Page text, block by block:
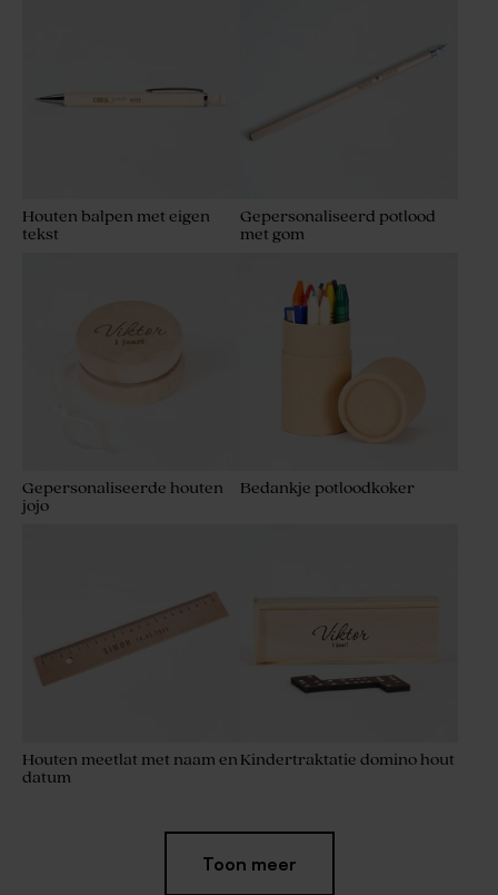
Houten balpen met eigen
tekst
Gepersonaliseerd potlood
met gom
Gepersonaliseerde houten
jojo
Bedankje potloodkoker
Houten meetlat met naam en
datum
Kindertraktatie domino hout
Toon meer